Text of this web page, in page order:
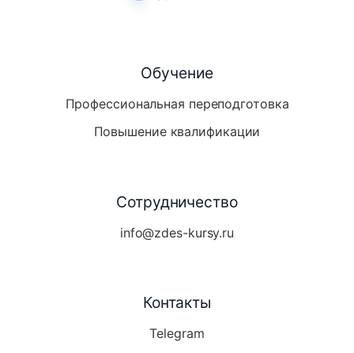
Обучение
Профессиональная переподготовка
Повышение квалификации
Сотрудничество
info@zdes-kursy.ru
Контакты
Telegram